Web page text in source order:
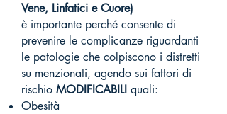
Vene, Linfatici e Cuore)
è importante perché consente di
prevenire le complicanze riguardanti
le patologie che colpiscono i distretti
su menzionati, agendo sui fattori di
rischio MODIFICABILI quali:
Obesità